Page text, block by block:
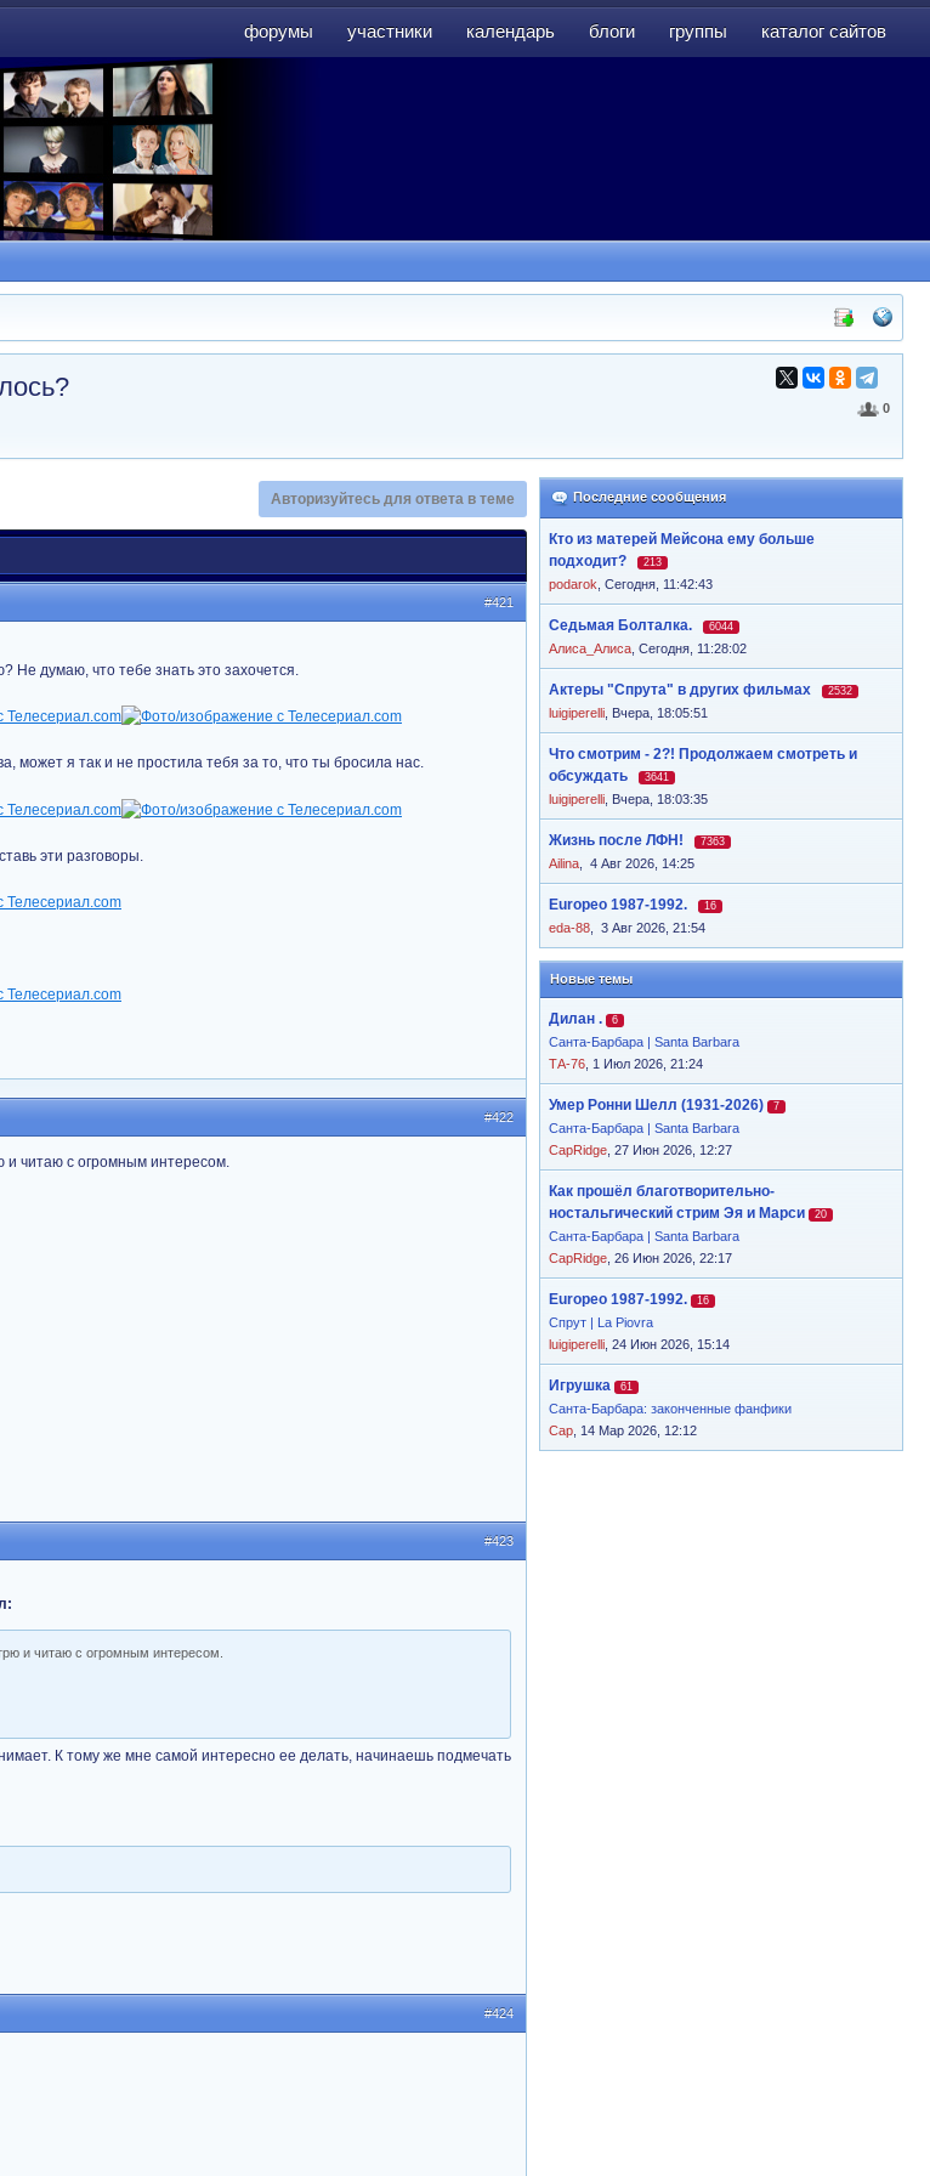
форумы участники календарь блоги группы каталог сайтов
0
Последние сообщения
Кто из матерей Мейсона ему больше
подходит?
213
podarok Сегодня, 11:42:43
Седьмая Болталка. 6044
Алиса_Алиса Сегодня, 11:28:02
Актеры "Спрута" в других фильмах 2532
luigiperelli Вчера, 18:05:51
Что смотрим - 2?! Продолжаем смотреть и
обсуждать
3641
luigiperelli Вчера, 18:03:35
Жизнь после ЛФН! 7363
Ailina 4 Авг 2026, 14:25
Europeo 1987-1992. 16
eda-88 3 Авг 2026, 21:54
Новые темы
Дилан . 6
Санта-Барбара | Santa Barbara
ТА-76 , 1 Июл 2026, 21:24
Умер Ронни Шелл (1931-2026) 7
Санта-Барбара | Santa Barbara
CapRidge , 27 Июн 2026, 12:27
Как прошёл благотворительно-
ностальгический стрим Эя и Марси
20
Санта-Барбара | Santa Barbara
CapRidge , 26 Июн 2026, 22:17
Europeo 1987-1992. 16
Спрут | La Piovra
luigiperelli , 24 Июн 2026, 15:14
Игрушка 61
Санта-Барбара: законченные фанфики
Cap , 14 Мар 2026, 12:12
Авторизуйтесь для ответа в теме
#421
Не думаю, что тебе знать это захочется.
я так и не простила тебя за то, что ты бросила нас.
эти разговоры.
#422
и читаю с огромным интересом.
#423
и читаю с огромным интересом.
К тому же мне самой интересно ее делать, начинаешь подмечать
#424